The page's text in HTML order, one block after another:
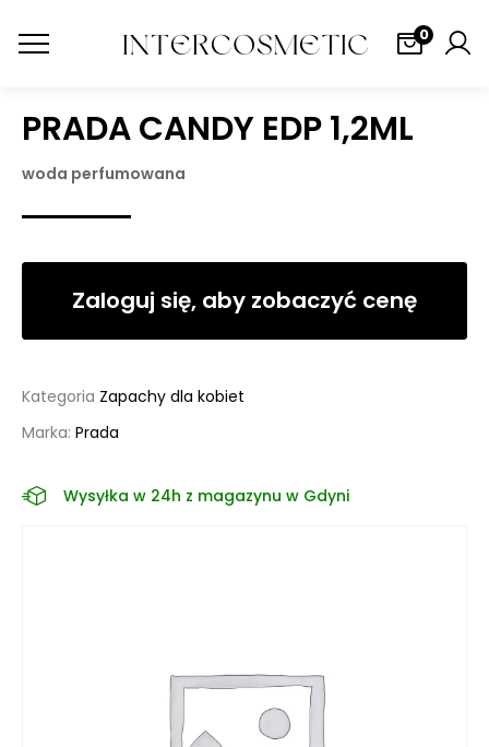
0
PRADA CANDY EDP 1,2ML
woda perfumowana
Zaloguj się, aby zobaczyć cenę
Kategoria Zapachy dla kobiet
Marka: Prada
Wysyłka w 24h z magazynu w Gdyni